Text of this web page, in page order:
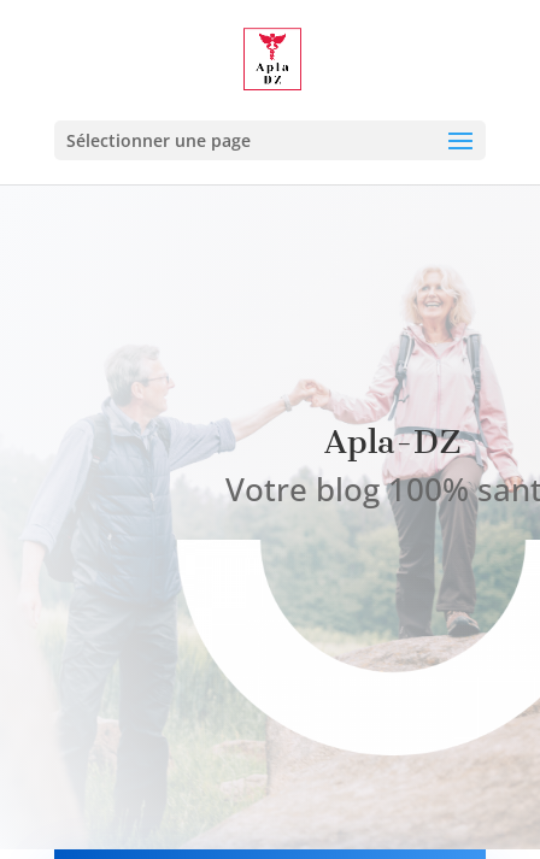
Sélectionner une page
Apla-DZ
Votre blog 100%